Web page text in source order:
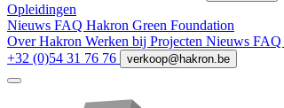
Opleidingen
Nieuws FAQ Hakron Green Foundation
Over Hakron Werken bij Projecten Nieuws FAQ
+32 (0)54 31 76 76
verkoop@hakron.be